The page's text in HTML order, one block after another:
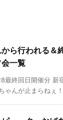
から行われる＆
一覧
最終回日開催分 新
ゃんが止まらねぇ